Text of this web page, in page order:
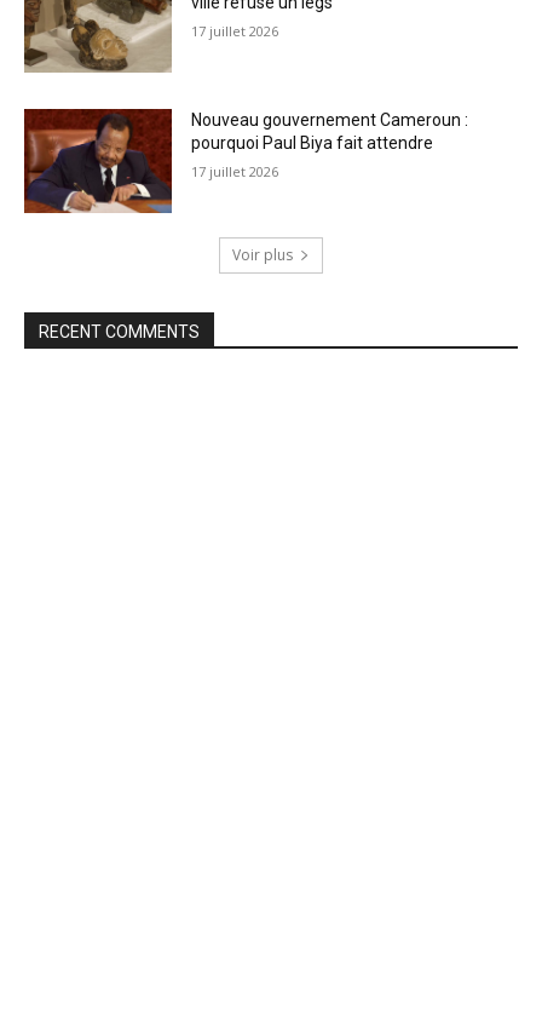
17 juillet 2026
Nouveau gouvernement Cameroun :
pourquoi Paul Biya fait attendre
17 juillet 2026
Voir plus
RECENT COMMENTS